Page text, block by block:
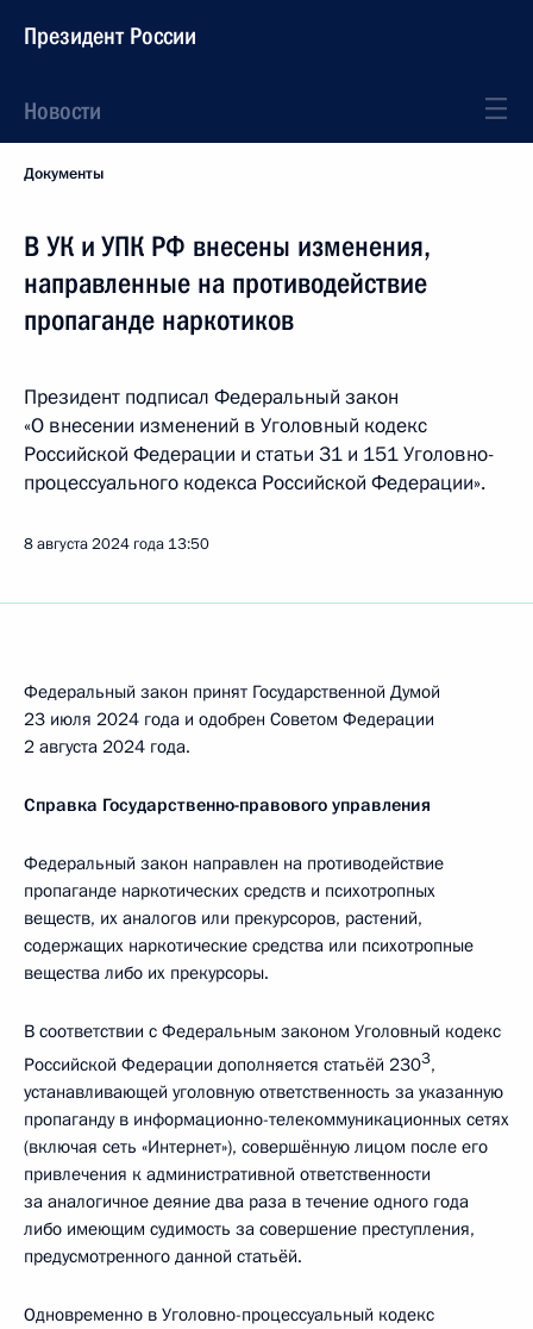
Президент России
Новости
Документы
В УК и УПК РФ внесены изменения,
направленные на противодействие
пропаганде наркотиков
Президент подписал Федеральный закон
«О внесении изменений в Уголовный кодекс
Российской Федерации и статьи 31 и 151 Уголовно-
процессуального кодекса Российской Федерации».
8 августа 2024 года 13:50
Федеральный закон принят Государственной Думой
23 июля 2024 года и одобрен Советом Федерации
2 августа 2024 года.
Справка Государственно-правового управления
Федеральный закон направлен на противодействие
пропаганде наркотических средств и психотропных
веществ, их аналогов или прекурсоров, растений,
содержащих наркотические средства или психотропные
вещества либо их прекурсоры.
В соответствии с Федеральным законом Уголовный кодекс
Российской Федерации дополняется статьёй 2303,
устанавливающей уголовную ответственность за указанную
пропаганду в информационно-телекоммуникационных сетях
(включая сеть «Интернет»), совершённую лицом после его
привлечения к административной ответственности
за аналогичное деяние два раза в течение одного года
либо имеющим судимость за совершение преступления,
предусмотренного данной статьёй.
Одновременно в Уголовно-процессуальный кодекс